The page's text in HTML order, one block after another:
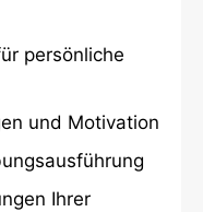
persönliche
und Motivation
Ihrer